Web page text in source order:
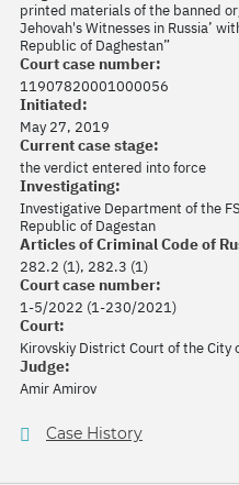
printed materials of the banned
Jehovah's Witnesses in Russia’
Republic of Daghestan”
Court case number:
11907820001000056
Initiated:
May 27, 2019
Current case stage:
the verdict entered into force
Investigating:
Investigative Department of the
Republic of Dagestan
Articles of Criminal Code of
282.2 (1), 282.3 (1)
Court case number:
1-5/2022 (1-230/2021)
Court:
Kirovskiy District Court of the City
Judge:
Amir Amirov
Case History